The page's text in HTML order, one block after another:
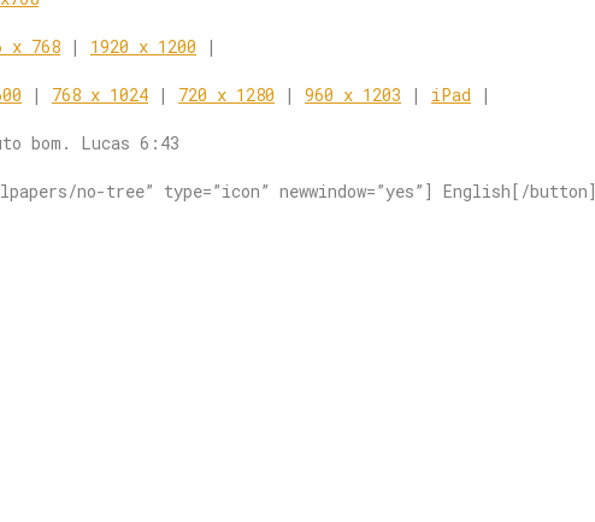
x 768 | 1920 x 1200 |
| 768 x 1024 | 720 x 1280 | 960 x 1203 | iPad |
bom. Lucas 6:43
no-tree” type=”icon” newwindow=”yes”] English[/button]